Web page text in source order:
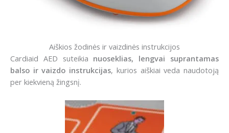
Aiškios žodinės ir vaizdinės instrukcijos
Cardiaid AED suteikia nuoseklias, lengvai suprantamas
balso ir vaizdo instrukcijas, kurios aiškiai veda naudotoją
per kiekvieną žingsnį.